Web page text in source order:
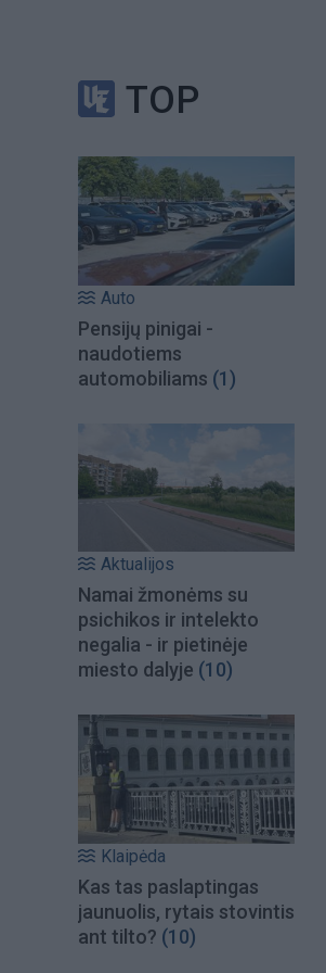
TOP
Auto
Pensijų pinigai -
naudotiems
automobiliams (1)
Aktualijos
Namai žmonėms su
psichikos ir intelekto
negalia - ir pietinėje
miesto dalyje (10)
Klaipėda
Kas tas paslaptingas
jaunuolis, rytais stovintis
ant tilto? (10)